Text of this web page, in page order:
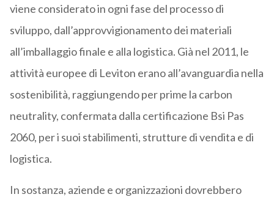
viene considerato in ogni fase del processo di
sviluppo, dall’approvvigionamento dei materiali
all’imballaggio finale e alla logistica. Già nel 2011, le
attività europee di Leviton erano all’avanguardia nella
sostenibilità, raggiungendo per prime la carbon
neutrality, confermata dalla certificazione Bsi Pas
2060, per i suoi stabilimenti, strutture di vendita e di
logistica.
In sostanza, aziende e organizzazioni dovrebbero